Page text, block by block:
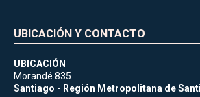
UBICACIÓN Y CONTACTO
UBICACIÓN
Morandé 835
Santiago - Región Metropolitana de